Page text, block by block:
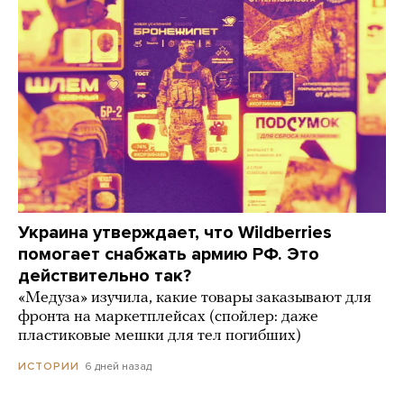
Украина утверждает, что Wildberries
помогает снабжать армию РФ. Это
действительно так?
«Медуза» изучила, какие товары заказывают для
фронта на маркетплейсах (спойлер: даже
пластиковые мешки для тел погибших)
ИСТОРИИ 6 дней назад